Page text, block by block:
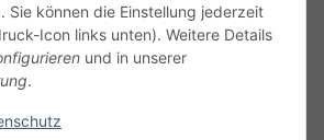
Sie können die Einstellung jederzeit
Icon links unten). Weitere Details
und in unserer
.